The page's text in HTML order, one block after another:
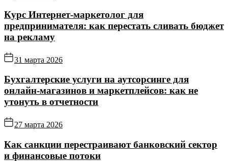
Курс Интернет‑маркетолог для
предпринимателя: как перестать сливать бюджет
на рекламу
31 марта 2026
Бухгалтерские услуги на аутсорсинге для
онлайн‑магазинов и маркетплейсов: как не
утонуть в отчетности
27 марта 2026
Как санкции перестраивают банковский сектор
и финансовые потоки